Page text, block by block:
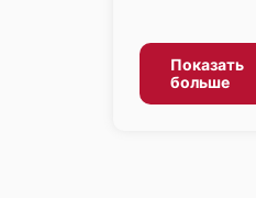
Показать
больше